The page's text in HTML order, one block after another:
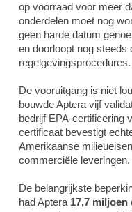
op voorraad voor meer
onderdelen moet nog
geen harde datum
en doorloopt nog
regelgevingsprocedures.
De vooruitgang is niet
bouwde Aptera vijf
bedrijf EPA-certificering
certificaat bevestigt
Amerikaanse
commerciële leveringen.
De belangrijkste
had Aptera 17,7 miljoen